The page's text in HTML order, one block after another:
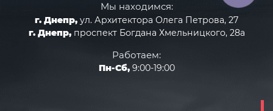
Мы находимся:
г. Днепр, ул. Архитектора Олега Петрова, 27
г. Днепр,проспект Богдана Хмельницкого, 28а
Работаем:
Пн-Сб,9:00-19:00